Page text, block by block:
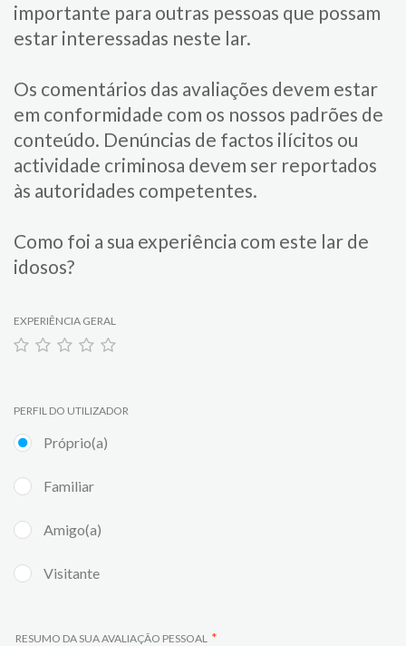
importante para​ outras pessoas que possam
estar interessadas neste lar.
Os comentários das avaliações devem estar
em conformidade com os nossos padrões de
conteúdo. Denúncias de factos ilícitos ou
actividade criminosa devem ser reportados
às autoridades competentes.
Como foi a sua experiência com este lar de
idosos?
EXPERIÊNCIA GERAL
PERFIL DO UTILIZADOR
Próprio(a)
Familiar
Amigo(a)
Visitante
RESUMO DA SUA AVALIAÇÃO PESSOAL